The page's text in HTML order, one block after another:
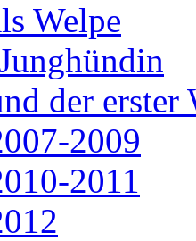
Welpe
der
2009
2011